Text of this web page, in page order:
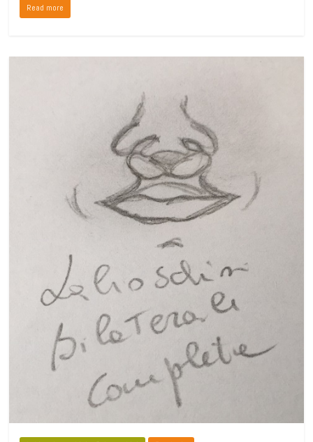
Read more